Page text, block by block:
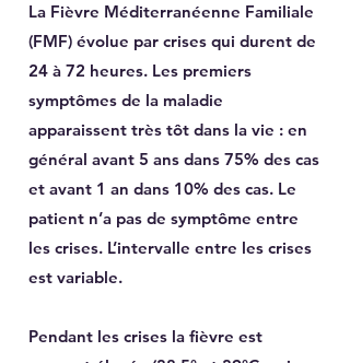
La Fièvre Méditerranéenne Familiale
(FMF) évolue par crises qui durent de
24 à 72 heures. Les premiers
symptômes de la maladie
apparaissent très tôt dans la vie : en
général avant 5 ans dans 75% des cas
et avant 1 an dans 10% des cas. Le
patient n’a pas de symptôme entre
les crises. L’intervalle entre les crises
est variable.
Pendant les crises la fièvre est